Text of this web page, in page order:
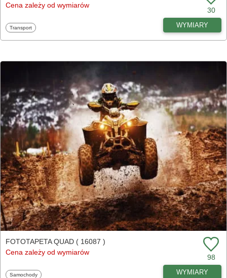
Cena zależy od wymiarów
30
Fototapety
Transport WYMIARY
FOTOTAPETA QUAD ( 16087 )
Cena zależy od wymiarów
98
Fototapety
Samochody WYMIARY